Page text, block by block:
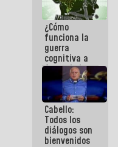
al plan de
ahorro
energético
¿Cómo
funciona la
guerra
cognitiva a
favor de la
narrativa
hegemónica?
(1)
Cabello:
Todos los
diálogos son
bienvenidos